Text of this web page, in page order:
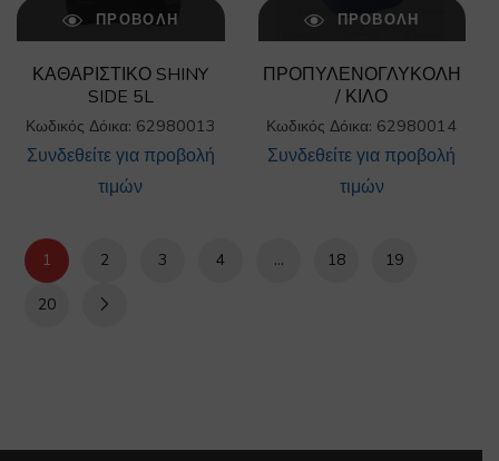
ΠΡΟΒΟΛΉ
ΚΑΘΑΡΙΣΤΙΚΟ SHINY
SIDE 5L
Κωδικός Δόικα: 62980013
Συνδεθείτε για προβολή
τιμών
ΠΡΟΒΟΛΉ
ΠΡΟΠΥΛΕΝΟΓΛΥΚΟΛΗ
/ ΚΙΛΟ
Κωδικός Δόικα: 62980014
Συνδεθείτε για προβολή
τιμών
1 2 3 4 … 18 19
20